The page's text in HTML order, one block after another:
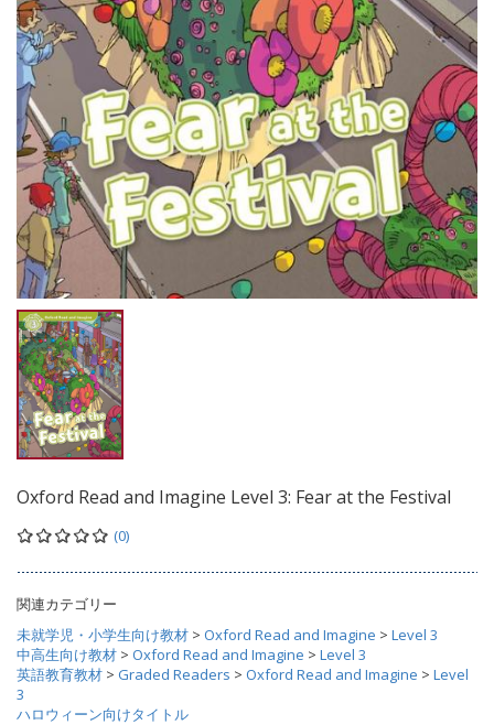
Oxford Read and Imagine Level 3: Fear at the Festival
(0)
関連カテゴリー
未就学児・小学生向け教材 > Oxford Read and Imagine > Level 3
中高生向け教材 > Oxford Read and Imagine > Level 3
英語教育教材 > Graded Readers > Oxford Read and Imagine > Level
3
ハロウィーン向けタイトル